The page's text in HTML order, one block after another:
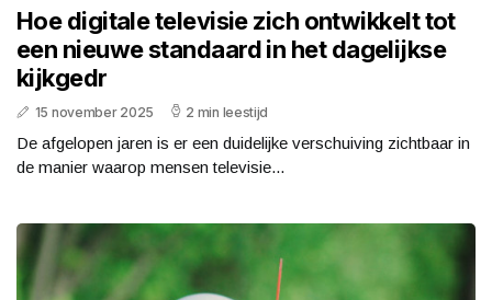
Hoe digitale televisie zich ontwikkelt tot
een nieuwe standaard in het dagelijkse
kijkgedr
15 november 2025 2 min leestijd
De afgelopen jaren is er een duidelijke verschuiving zichtbaar in
de manier waarop mensen televisie...